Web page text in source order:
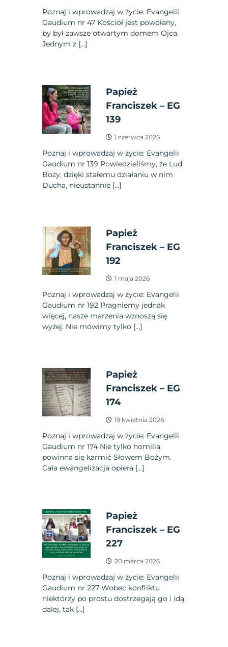
Poznaj i wprowadzaj w życie: Evangelii
Gaudium nr 47 Kościół jest powołany,
by był zawsze otwartym domem Ojca.
Jednym z […]
Papież
Franciszek – EG
139
1 czerwca 2026
Poznaj i wprowadzaj w życie: Evangelii
Gaudium nr 139 Powiedzieliśmy, że Lud
Boży, dzięki stałemu działaniu w nim
Ducha, nieustannie […]
Papież
Franciszek – EG
192
1 maja 2026
Poznaj i wprowadzaj w życie: Evangelii
Gaudium nr 192 Pragniemy jednak
więcej, nasze marzenia wznoszą się
wyżej. Nie mówimy tylko […]
Papież
Franciszek – EG
174
19 kwietnia 2026
Poznaj i wprowadzaj w życie: Evangelii
Gaudium nr 174 Nie tylko homilia
powinna się karmić Słowem Bożym.
Cała ewangelizacja opiera […]
Papież
Franciszek – EG
227
20 marca 2026
Poznaj i wprowadzaj w życie: Evangelii
Gaudium nr 227 Wobec konfliktu
niektórzy po prostu dostrzegają go i idą
dalej, tak […]